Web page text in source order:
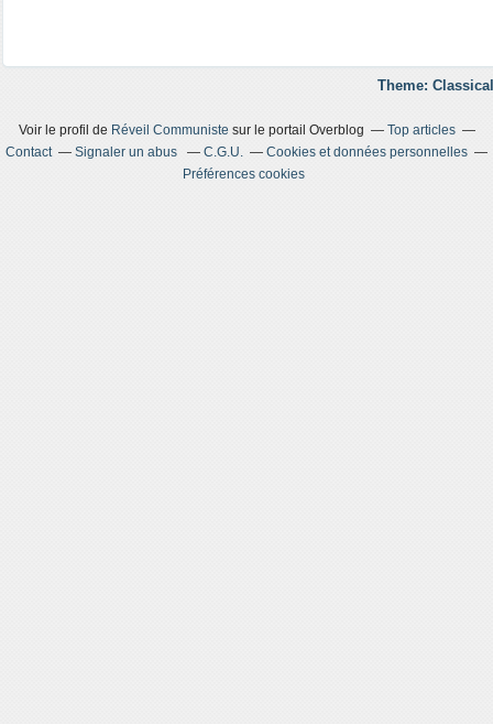
Theme:
Voir le profil de Réveil Communiste sur le portail Overblog
Top articles
Contact
Signaler un abus C.G.U.
Cookies et données personnelles
Préférences cookies